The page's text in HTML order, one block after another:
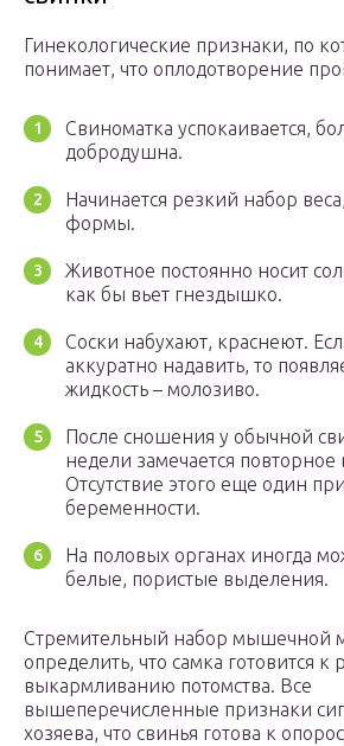
Гинекологические признаки, по
понимает, что оплодотворение
Свиноматка успокаивается,
добродушна.
Начинается резкий набор
формы.
Животное постоянно носит
как бы вьет гнездышко.
Соски набухают, краснеют.
аккуратно надавить, то
жидкость – молозиво.
После сношения у обычной
недели замечается повторное
Отсутствие этого еще один
беременности.
На половых органах иногда
белые, пористые выделения.
Стремительный набор мышечной
определить, что самка готовится к
выкармливанию потомства. Все
вышеперечисленные признаки
хозяева, что свинья готова к